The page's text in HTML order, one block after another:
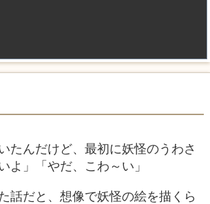
たんだけど、最初に妖怪のうわさ
よ」「やだ、こわ～い」
話だと、想像で妖怪の絵を描くら